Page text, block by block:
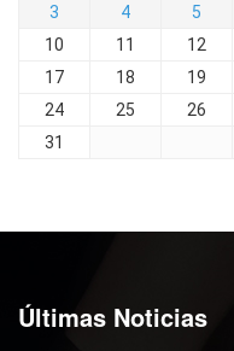
3
4 5
10
11 12
17
18 19
24
25 26
31
Últimas Noticias